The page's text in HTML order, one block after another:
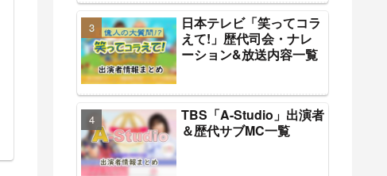
日本テレビ「笑ってコラ
えて!」歴代司会・ナレ
ーション&放送内容一覧
TBS「A-Studio」出演者
＆歴代サブMC一覧